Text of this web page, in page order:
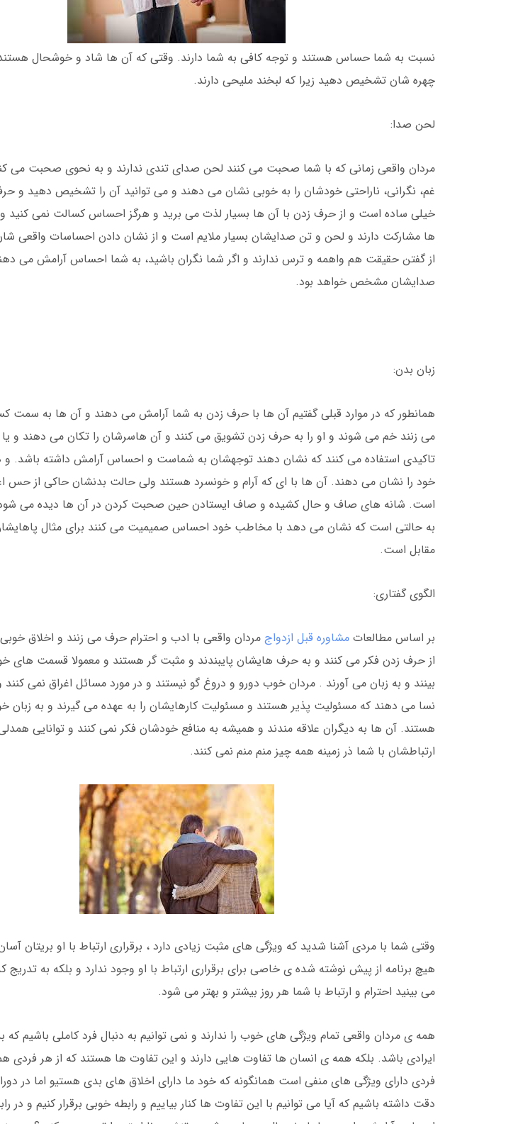
نسبت به شما حساس هستند و توجه کافی به شما دارند. وقتی که آن ها شاد و خوشحال هستند
چهره شان تشخیص دهید زیرا که لبخند ملیحی دارند.
لحن صدا:
مردان واقعی زمانی که با شما صحبت می کنند لحن صدای تندی ندارند و به نحوی صحبت می
غم، نگرانی، ناراحتی خودشان را به خوبی نشان می دهند و می توانید آن را تشخیص دهید و
خیلی ساده است و از حرف زدن با آن ها بسیار لذت می برید و هرگز احساس کسالت نمی کنید
ها مشارکت دارند و لحن و تن صدایشان بسیار ملایم است و از نشان دادن احساسات واقعی
از گفتن حقیقت هم واهمه و ترس ندارند و اگر شما نگران باشید، به شما احساس آرامش می
صدایشان مشخص خواهد بود.
زبان بدن:
همانطور که در موارد قبلی گفتیم آن ها با حرف زدن به شما آرامش می دهند و آن ها به سمت
می زنند خم می شوند و او را به حرف زدن تشویق می کنند و آن هاسرشان را تکان می دهند و یا
تاکیدی استفاده می کنند که نشان دهند توجهشان به شماست و احساس آرامش داشته باشد. و
خود را نشان می دهند. آن ها با ای که آرام و خونسرد هستند ولی حالت بدنشان حاکی از حس
است. شانه های صاف و حال کشیده و صاف ایستادن حین صحبت کردن در آن ها دیده می
به حالتی است که نشان می دهد با مخاطب خود احساس صمیمیت می کنند برای مثال
مقابل است.
الگوی گفتاری:
بر اساس مطالعات مشاوره قبل ازدواج مردان واقعی با ادب و احترام حرف می زنند و اخلاق
از حرف زدن فکر می کنند و به حرف هایشان پایبندند و مثبت گر هستند و معمولا قسمت های
بینند و به زبان می آورند . مردان خوب دورو و دروغ گو نیستند و در مورد مسائل اغراق نمی
نسا می دهند که مسئولیت پذیر هستند و مسئولیت کارهایشان را به عهده می گیرند و به زبان
هستند. آن ها به دیگران علاقه مندند و همیشه به منافع خودشان فکر نمی کنند و توانایی
ارتباطشان با شما ذر زمینه همه چیز منم منم نمی کنند.
وقتی شما با مردی آشنا شدید که ویژگی های مثبت زیادی دارد ، برقراری ارتباط با او بریتان
هیچ برنامه از پیش نوشته شده ی خاصی برای برقراری ارتباط با او وجود ندارد و بلکه به
می بینید احترام و ارتباط با شما هر روز بیشتر و بهتر می شود.
همه ی مردان واقعی تمام ویژگی های خوب را ندارند و نمی توانیم به دنبال فرد کاملی باشیم
ایرادی باشد. بلکه همه ی انسان ها تفاوت هایی دارند و این تفاوت ها هستند که از هر فردی
فردی دارای ویژگی های منفی است همانگونه که خود ما دارای اخلاق های بدی هستیو اما در
دقت داشته باشیم که آیا می توانیم با این تفاوت ها کنار بیاییم و رابطه خوبی برقرار کنیم و در